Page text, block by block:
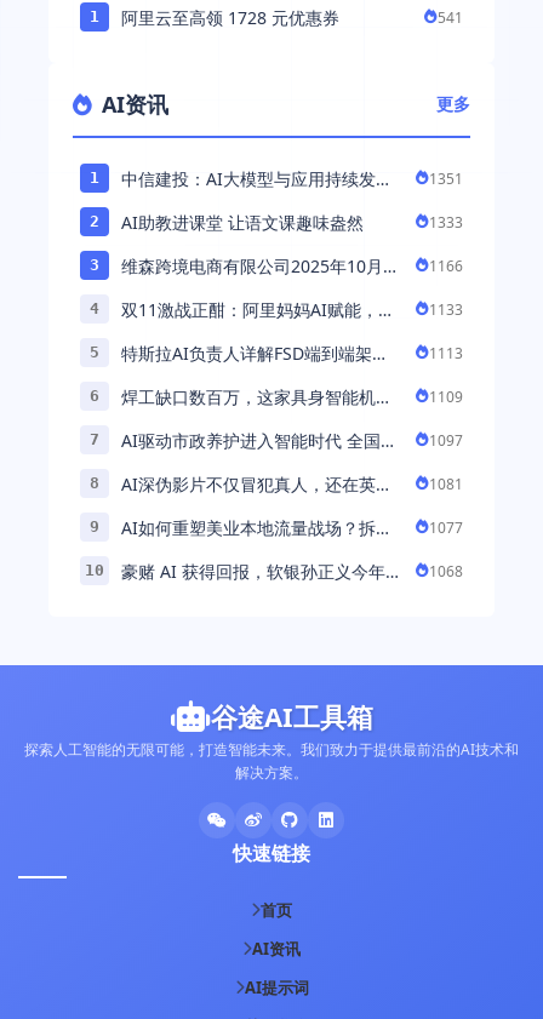
1 阿里云至高领 1728 元优惠券 541
AI资讯 更多
1
中信建投：AI大模型与应用持续发展
1351
2 AI助教进课堂 让语文课趣味盎然 1333
3
维森跨境电商有限公司2025年10月落
1166
4
双11激战正酣：阿里妈妈AI赋能，助
1133
5
特斯拉AI负责人详解FSD端到端架
能 ...
1113
6
焊工缺口数百万，这家具身智能机器
1109
7
AI驱动市政养护进入智能时代 全国首
1097
8
AI深伪影片不仅冒犯真人，还在英国
1081
9
AI如何重塑美业本地流量战场？拆
1077
10
豪赌 AI 获得回报，软银孙正义今年财
1068
谷途AI工具箱
探索人工智能的无限可能，打造智能未来。我们致力于提供最前沿的AI技术和
解决方案。
快速链接
首页
AI资讯
AI提示词